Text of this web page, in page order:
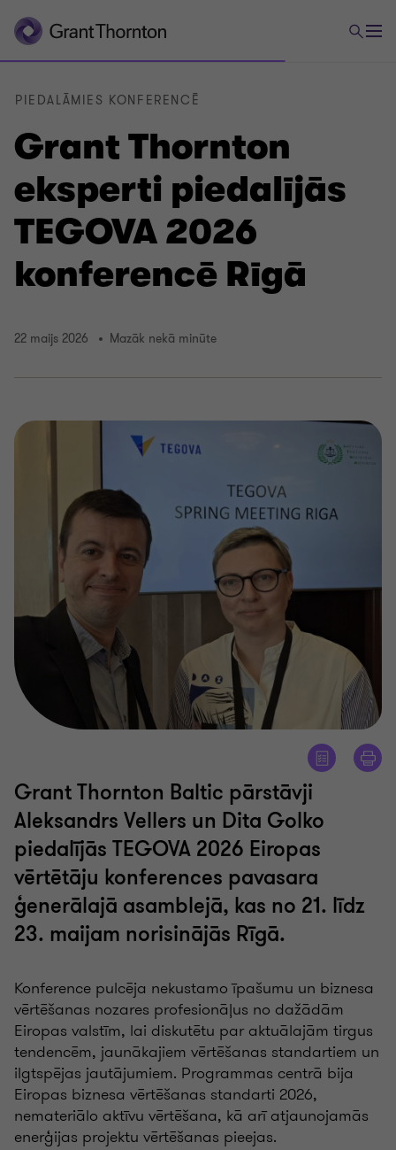
Grant Thornton
eksperti piedalījās
TEGOVA 2026
konferencē Rīgā
PIEDALĀMIES KONFERENCĒ
22 maijs 2026 Mazāk nekā minūte
Grant Thornton Baltic pārstāvji
Aleksandrs Vellers un Dita Golko
piedalījās TEGOVA 2026 Eiropas
vērtētāju konferences pavasara
ģenerālajā asamblejā, kas no 21. līdz
23. maijam norisinājās Rīgā.
Konference pulcēja nekustamo īpašumu un biznesa
vērtēšanas nozares profesionāļus no dažādām
Eiropas valstīm, lai diskutētu par aktuālajām tirgus
tendencēm, jaunākajiem vērtēšanas standartiem un
ilgtspējas jautājumiem. Programmas centrā bija
Eiropas biznesa vērtēšanas standarti 2026,
nemateriālo aktīvu vērtēšana, kā arī atjaunojamās
enerģijas projektu vērtēšanas pieejas.